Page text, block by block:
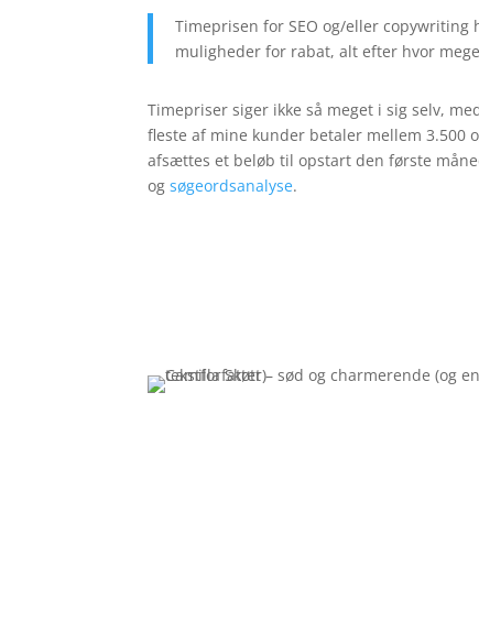
Timeprisen for SEO og/eller copywriting
muligheder for rabat, alt efter hvor
Timepriser siger ikke så meget i sig selv,
fleste af mine kunder betaler mellem 3.500
afsættes et beløb til opstart den første
ogsøgeordsanalyse.